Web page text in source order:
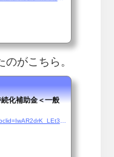
がこちら。
化補助金＜一般